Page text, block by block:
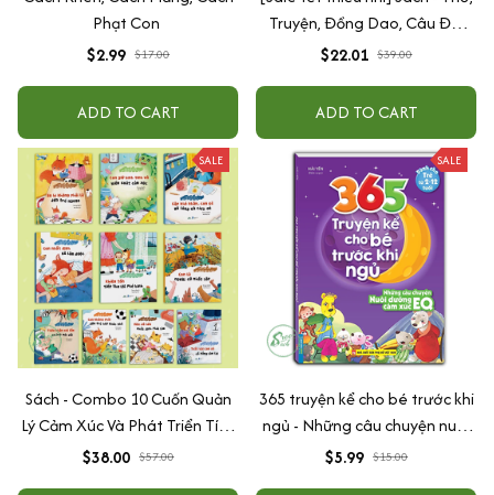
Phạt Con
$2.99 $17.00
ADD TO CART
Truyện, Đồng Dao, Câu Đố,
Tập Nói Tập Đọc Cho Bé 0-6
$22.01 $39.00
ADD TO CART
SALE
Sách - Combo 10 Cuốn Quản
Lý Cảm Xúc Và Phát Triển Tính
Cách Cho Bé Từ 2 - 6 Tuổi
$38.00 $57.00
SALE
365 truyện kể cho bé trước khi
ngủ - Những câu chuyện nuôi
dưỡng cảm xúc EQ (2-12 tuổi)
$5.99 $15.00